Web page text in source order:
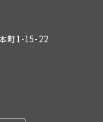
町1-15-22